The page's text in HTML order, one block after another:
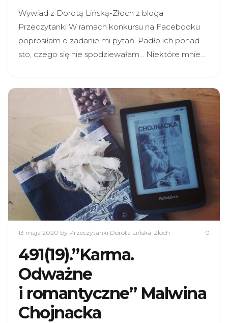
Wywiad z Dorotą Lińską-Złoch z bloga
Przeczytanki W ramach konkursu na Facebooku
poprosiłam o zadanie mi pytań. Padło ich ponad
sto, czego się nie spodziewałam… Niektóre mnie…
13 maja 2020 by Przeczytanki Dorota Lińska-Złoch 0
491(19).”Karma.
Odważne
i romantyczne” Malwina
Chojnacka